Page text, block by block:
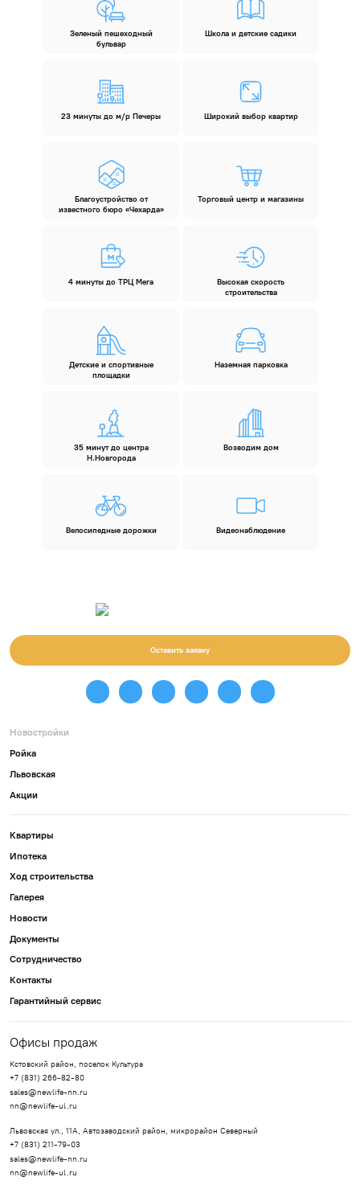
Зеленый пешеходный
бульвар
Школа и детские садики
23 минуты до м/р Печеры Широкий выбор квартир
Благоустройство от
известного бюро «Чехарда»
Торговый центр и магазины
4 минуты до ТРЦ Мега
Высокая скорость
строительства
Детские и спортивные
площадки
Наземная парковка
35 минут до центра
Н.Новгорода
Возводим дом
Велосипедные дорожки Видеонаблюдение
Новостройки
Ройка
Львовская
Акции
Квартиры
Ипотека
Ход строительства
Галерея
Новости
Документы
Сотрудничество
Контакты
Гарантийный сервис
Оставить заявку
Офисы продаж
Кстовский район, поселок Культура
+7 (831) 266-82-80
sales@newlife-nn.ru
nn@newlife-ul.ru
Львовская ул., 11А, Автозаводский район, микрорайон Северный
+7 (831) 211-79-03
sales@newlife-nn.ru
nn@newlife-ul.ru